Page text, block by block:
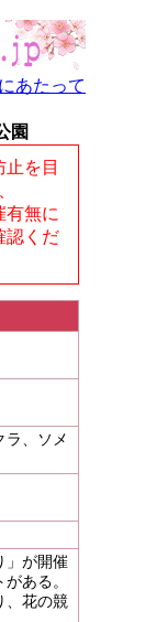
あたって
園
を目
有無に
認くだ
ラ、ソメ
」が開催
ある。
、花の競